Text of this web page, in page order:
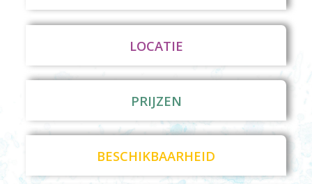
LOCATIE
PRIJZEN
BESCHIKBAARHEID